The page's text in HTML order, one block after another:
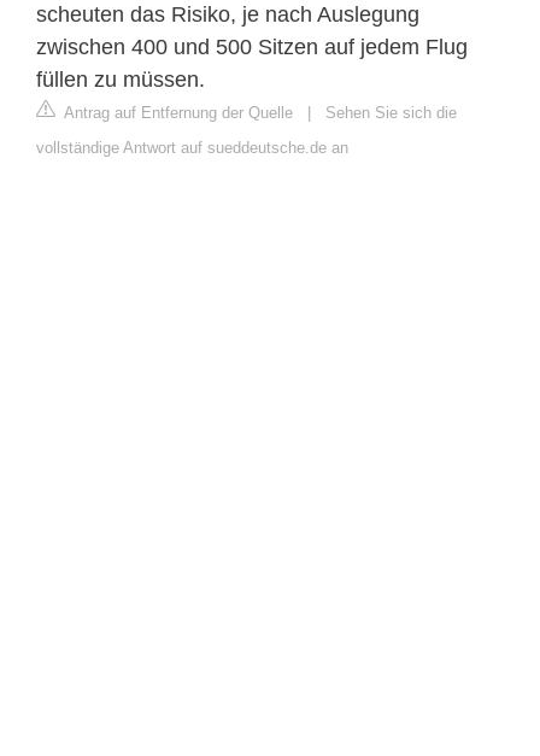
scheuten das Risiko, je nach Auslegung
zwischen 400 und 500 Sitzen auf jedem Flug
füllen zu müssen.
Antrag auf Entfernung der Quelle | Sehen Sie sich die
vollständige Antwort auf sueddeutsche.de an